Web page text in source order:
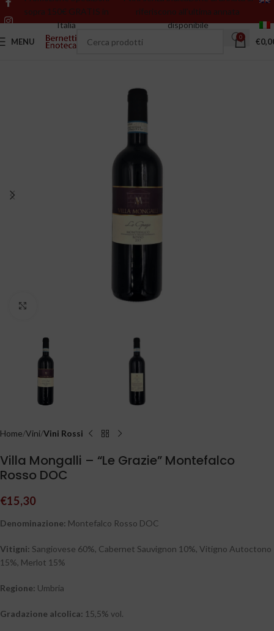
sopra 150€ GRATIS in
Italia
riferiscono all’ultima annata
disponibile
MENU 0 €
Home Vini Vini Rossi
Villa Mongalli – “Le Grazie” Montefalco
Rosso DOC
€15,30
Denominazione: Montefalco Rosso DOC
Vitigni: Sangiovese 60%, Cabernet Sauvignon 10%, Vitigno Autoctono
15%, Merlot 15%
Regione: Umbria
Gradazione alcolica: 15,5% vol.